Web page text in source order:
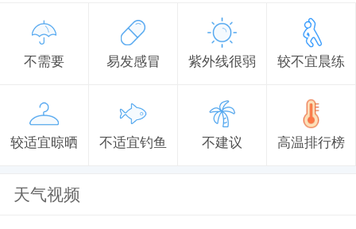
不需要 易发感冒 紫外线很弱 较不宜晨练
较适宜晾晒 不适宜钓鱼 不建议 高温排行榜
天气视频